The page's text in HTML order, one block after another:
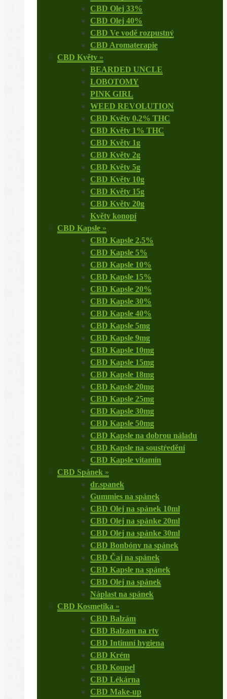
CBD Olej 33%
CBD Olej 40%
CBD Ve vodě rozpustný
CBD Aromaterapie
CBD Květy »
BEARDED UNCLE
LOBOTOMY
PINK GIRL
WEED REVOLUTION
CBD Květy 0,2% THC
CBD Květy 1% THC
CBD Květy 1g
CBD Květy 2g
CBD Květy 5g
CBD Květy 10g
CBD Květy 15g
CBD Květy 20g
Květy konopí
CBD Kapsle »
CBD Kapsle 2,5%
CBD Kapsle 5%
CBD Kapsle 10%
CBD Kapsle 15%
CBD Kapsle 20%
CBD Kapsle 30%
CBD Kapsle 40%
CBD Kapsle 5mg
CBD Kapsle 9mg
CBD Kapsle 10mg
CBD Kapsle 15mg
CBD Kapsle 18mg
CBD Kapsle 20mg
CBD Kapsle 25mg
CBD Kapsle 30mg
CBD Kapsle 50mg
CBD Kapsle na dobrou náladu
CBD Kapsle na soustŕedění
CBD Kapsle vitamín
CBD Spánek »
dr.spanek
Gummies na spánek
CBD Olej na spánek 10ml
CBD Olej na spánke 20ml
CBD Olej na spánke 30ml
CBD Bonbóny na spánek
CBD Čaj na spánek
CBD Kapsle na spánek
CBD Olej na spánek
Náplast na spánek
CBD Kosmetika »
CBD Balzám
CBD Balzam na rty
CBD Intímní hygiena
CBD Krém
CBD Koupel
CBD Lékárna
CBD Make-up